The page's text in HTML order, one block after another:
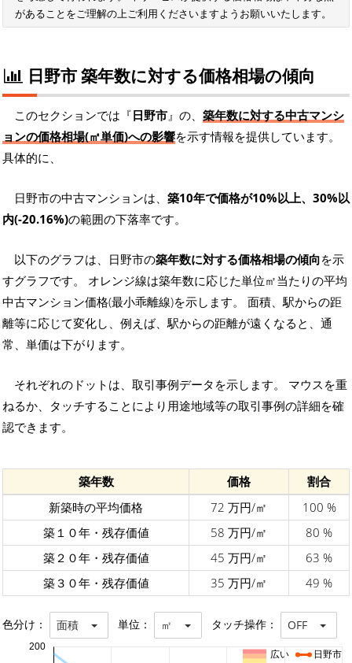
があることをご理解の上ご利用くださいますようお願いいたします。
日野市 築年数に対する価格相場の傾向
このセクションでは『日野市 』の、 築年数に対する中古マンシ
ョンの価格相場(㎡単価)への影響を示す情報を提供しています。
具体的に、
日野市の中古マンションは、 築10年で価格が10%以上、30%以
内(-20.16%)の範囲の下落率です。
以下のグラフは、日野市の築年数に対する価格相場の傾向を示
すグラフです。 オレンジ線は築年数に応じた単位㎡当たりの平均
中古マンション価格(最小乖離線)を示します。 面積、駅からの距
離等に応じて変化し、例えば、駅からの距離が遠くなると、通
常、単価は下がります。
それぞれのドットは、取引事例データを示します。 マウスを重
ねるか、タッチすることにより用途地域等の取引事例の詳細を確
認できます。
築年数 価格
割合
新築時の平均価格
72 万円/㎡
100 %
築１０年・残存価値
58 万円/㎡
80 %
築２０年・残存価値
45 万円/㎡
63 %
築３０年・残存価値
35 万円/㎡ 49 %
色分け： 面積 単位： ㎡ タッチ操作： OFF
200
日野市
広い